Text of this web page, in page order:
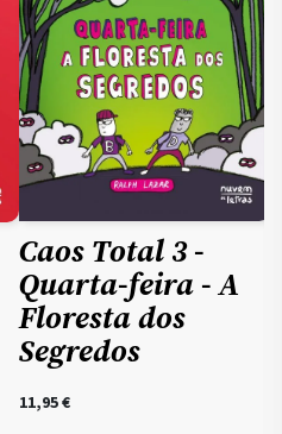
Caos Total 3 -
Quarta-feira - A
Floresta dos
Segredos
11,95€